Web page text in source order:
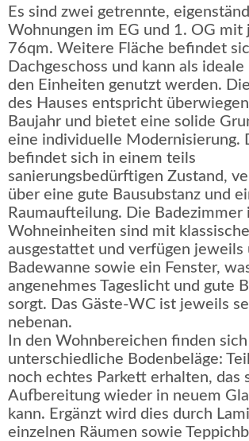
Es sind zwei getrennte,
Wohnungen im EG und 1. OG mit
76qm. Weitere Fläche befindet
Dachgeschoss und kann als ideale
den Einheiten genutzt werden.
des Hauses entspricht
Baujahr und bietet eine solide
eine individuelle Modernisierung.
befindet sich in einem teils
sanierungsbedürftigen Zustand,
über eine gute Bausubstanz und
Raumaufteilung. Die Badezimmer
Wohneinheiten sind mit
ausgestattet und verfügen jeweils
Badewanne sowie ein Fenster,
angenehmes Tageslicht und gute
sorgt. Das Gäste-WC ist jeweils
nebenan.
In den Wohnbereichen finden sich
unterschiedliche Bodenbeläge:
noch echtes Parkett erhalten, das
Aufbereitung wieder in neuem
kann. Ergänzt wird dies durch
einzelnen Räumen sowie